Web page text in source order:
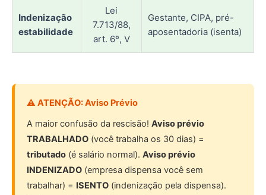
Indenização
estabilidade
Lei
7.713/88,
art. 6º, V
Gestante, CIPA, pré-
aposentadoria (isenta)
⚠️ ATENÇÃO: Aviso Prévio
A maior confusão da rescisão! Aviso prévio
TRABALHADO (você trabalha os 30 dias) =
tributado (é salário normal). Aviso prévio
INDENIZADO (empresa dispensa você sem
trabalhar) = ISENTO (indenização pela dispensa).